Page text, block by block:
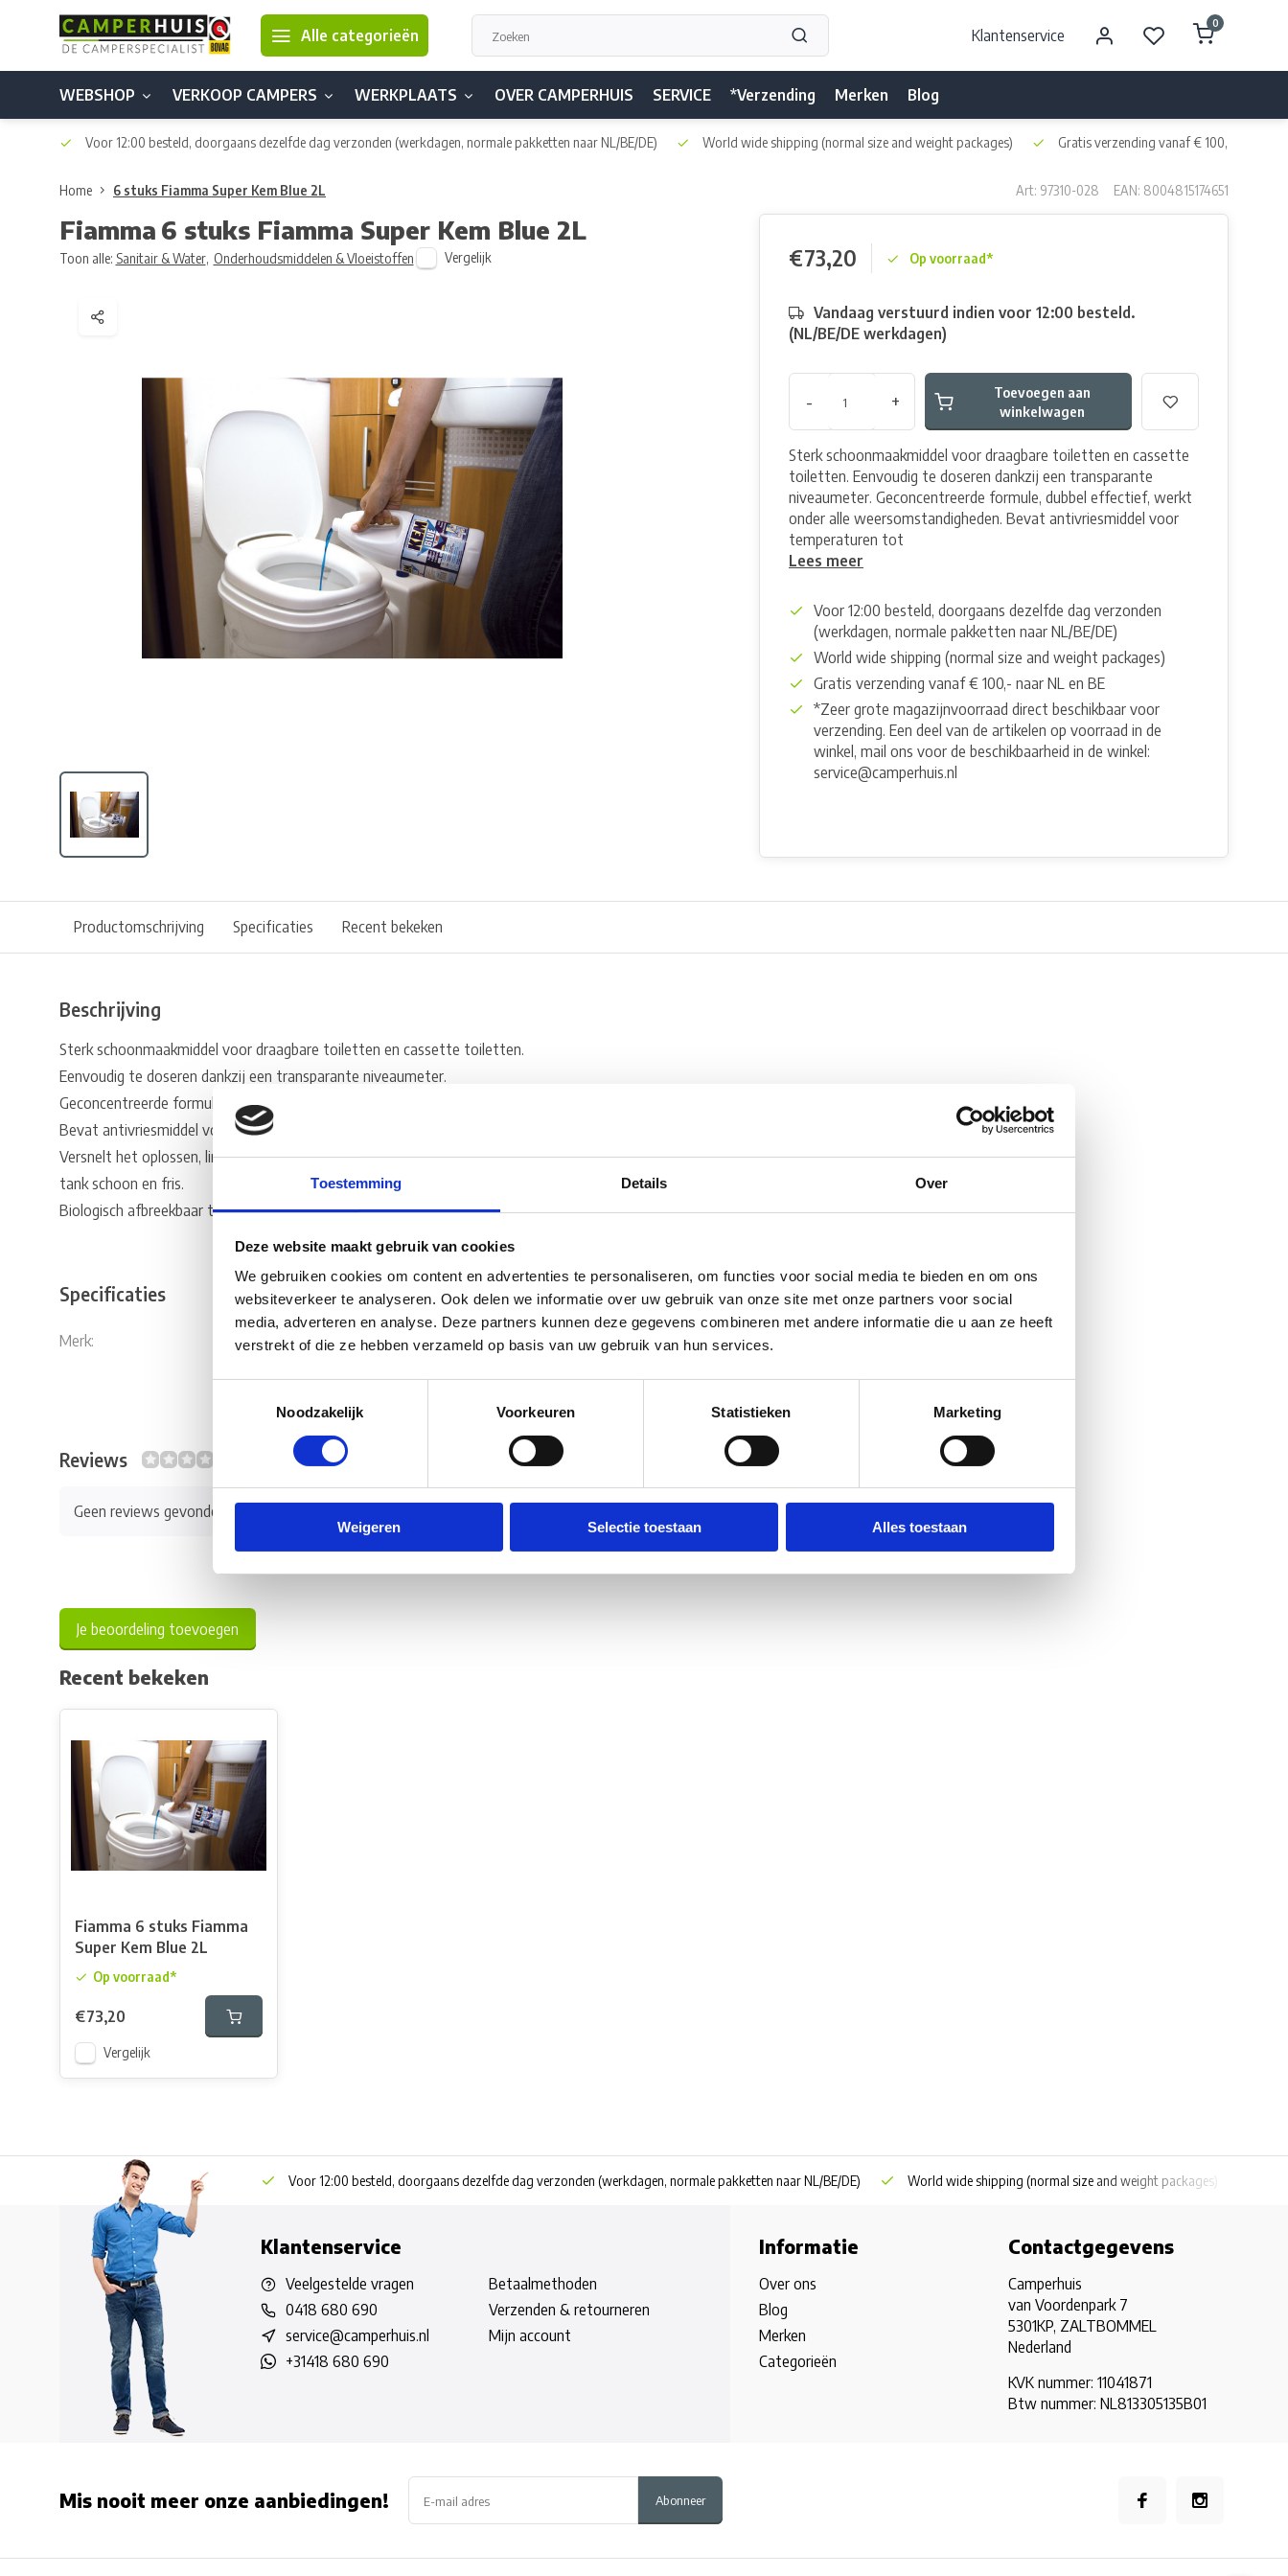
Toestemming Details Over
Deze website maakt gebruik van cookies
We gebruiken cookies om content en advertenties te personaliseren, om functies voor social media te bieden en om ons
websiteverkeer te analyseren. Ook delen we informatie over uw gebruik van onze site met onze partners voor social
media, adverteren en analyse. Deze partners kunnen deze gegevens combineren met andere informatie die u aan ze heeft
verstrekt of die ze hebben verzameld op basis van uw gebruik van hun services.
Noodzakelijk
Voorkeuren Statistieken Marketing
Weigeren Selectie toestaan Alles toestaan
Alle categorieën Klantenservice
0
WEBSHOP VERKOOP CAMPERS WERKPLAATS OVER CAMPERHUIS SERVICE *Verzending Merken Blog
Voor 12:00 besteld, doorgaans dezelfde dag verzonden (werkdagen, normale pakketten naar NL/BE/DE) World wide shipping (normal size and weight packages) Gratis verzending vanaf € 100,- naar NL
Home 6 stuks Fiamma Super Kem Blue 2L Art: 97310-028 EAN: 8004815174651
Fiamma 6 stuks Fiamma Super Kem Blue 2L
Toon alle: Sanitair & Water, Onderhoudsmiddelen & Vloeistoffen Vergelijk €73,20 Op voorraad*
Vandaag verstuurd indien voor 12:00 besteld.
(NL/BE/DE werkdagen)
- +
Toevoegen aan
winkelwagen
Sterk schoonmaakmiddel voor draagbare toiletten en cassette
toiletten. Eenvoudig te doseren dankzij een transparante
niveaumeter. Geconcentreerde formule, dubbel effectief, werkt
onder alle weersomstandigheden. Bevat antivriesmiddel voor
temperaturen tot
Lees meer
Voor 12:00 besteld, doorgaans dezelfde dag verzonden
(werkdagen, normale pakketten naar NL/BE/DE)
World wide shipping (normal size and weight packages)
Gratis verzending vanaf € 100,- naar NL en BE
*Zeer grote magazijnvoorraad direct beschikbaar voor
verzending. Een deel van de artikelen op voorraad in de
winkel, mail ons voor de beschikbaarheid in de winkel:
service@camperhuis.nl
Productomschrijving Specificaties Recent bekeken
Beschrijving
Sterk schoonmaakmiddel voor draagbare toiletten en cassette toiletten.
Eenvoudig te doseren dankzij een transparante niveaumeter.
Geconcentreerde formule, dubbel effectief, werkt onder alle weersomstandigheden.
Bevat antivriesmiddel voor temperaturen tot -20°C.
Versnelt het oplossen, limiteert de vorming van gas en onaangename geurtjes. Houdt de
tank schoon en fris.
Biologisch afbreekbaar tot 90%.
Specificaties
Merk: Fiamma
Reviews
Geen reviews gevonden
Je beoordeling toevoegen
Recent bekeken
Fiamma 6 stuks Fiamma
Super Kem Blue 2L
Op voorraad*
€73,20
Vergelijk
Voor 12:00 besteld, doorgaans dezelfde dag verzonden (werkdagen, normale pakketten naar NL/BE/DE) World wide shipping (normal size and weight packages)
Klantenservice
Veelgestelde vragen
0418 680 690
service@camperhuis.nl
+31418 680 690
Betaalmethoden
Verzenden & retourneren
Mijn account
Informatie
Over ons
Blog
Merken
Categorieën
Contactgegevens
Camperhuis
van Voordenpark 7
5301KP, ZALTBOMMEL
Nederland
KVK nummer: 11041871
Btw nummer: NL813305135B01
Mis nooit meer onze aanbiedingen! Abonneer